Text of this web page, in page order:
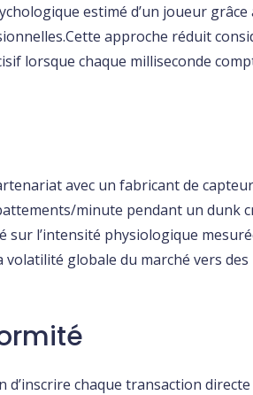
estimé d’un joueur grâce
approche réduit
lorsque chaque milliseconde
avec un fabricant de
minute pendant un dunk
sur l’intensité physiologique
globale du marché vers des
chaque transaction